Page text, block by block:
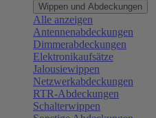
Wippen und Abdeckungen
Alle anzeigen
Antennenabdeckungen
Dimmerabdeckungen
Elektronikaufsätze
Jalousiewippen
Netzwerkabdeckungen
RTR-Abdeckungen
Schalterwippen